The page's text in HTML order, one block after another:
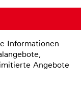
Informationen
Angebote